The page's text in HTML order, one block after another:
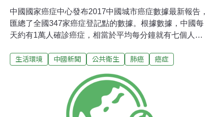
中國國家癌症中心發布2017中國城市癌症數據最新報告，
匯總了全國347家癌症登記點的數據。根據數據，中國每
天約有1萬人確診癌症，相當於平均每分鐘就有七個人得
2012年相比，中國癌症新發人數繼續上升，從358萬增加
新發癌症病例占世界的1/4。從年齡上來看，40歲之後癌症
發病率快速提升，80歲時達到高峰。到85歲，一個人患癌
累積風險為36%。另從性別角度分析，男性肺癌發生率最
生活環境 中國新聞 公共衛生 肺癌 癌症